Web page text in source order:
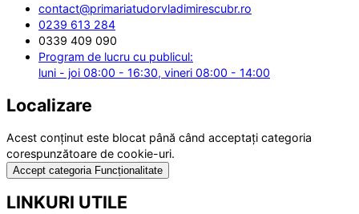
contact@primariatudorvladimirescubr.ro
0239 613 284
0339 409 090
Program de lucru cu publicul:
luni - joi 08:00 - 16:30, vineri 08:00 - 14:00
Localizare
Acest conținut este blocat până când acceptați categoria
corespunzătoare de cookie-uri.
Accept categoria Funcționalitate
LINKURI UTILE